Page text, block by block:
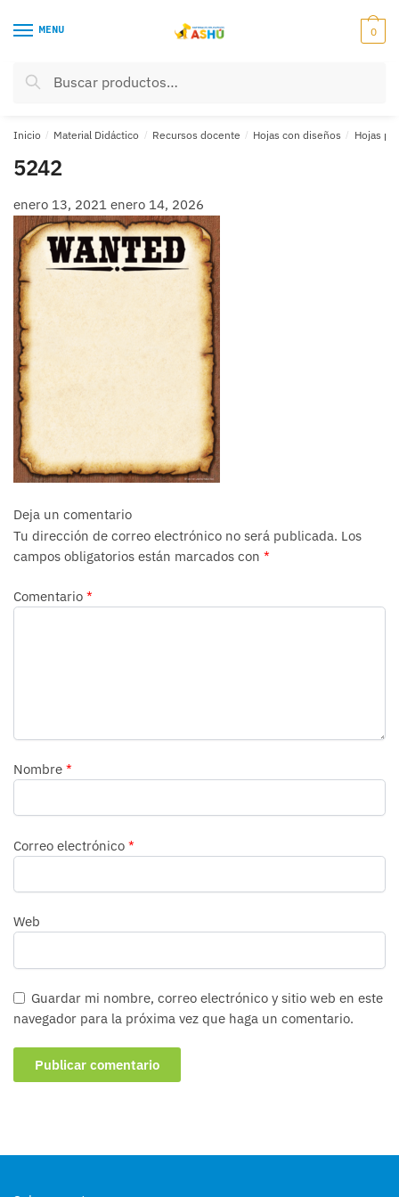
MENU
Buscar
Buscar
0
Inicio / Material Didáctico / Recursos docente / Hojas con diseños / Hojas
5242
enero 13, 2021 enero 14, 2026
Deja un comentario
Tu dirección de correo electrónico no será publicada. Los
campos obligatorios están marcados con *
Comentario *
Nombre *
Correo electrónico *
Web
Guardar mi nombre, correo electrónico y sitio web en este
navegador para la próxima vez que haga un comentario.